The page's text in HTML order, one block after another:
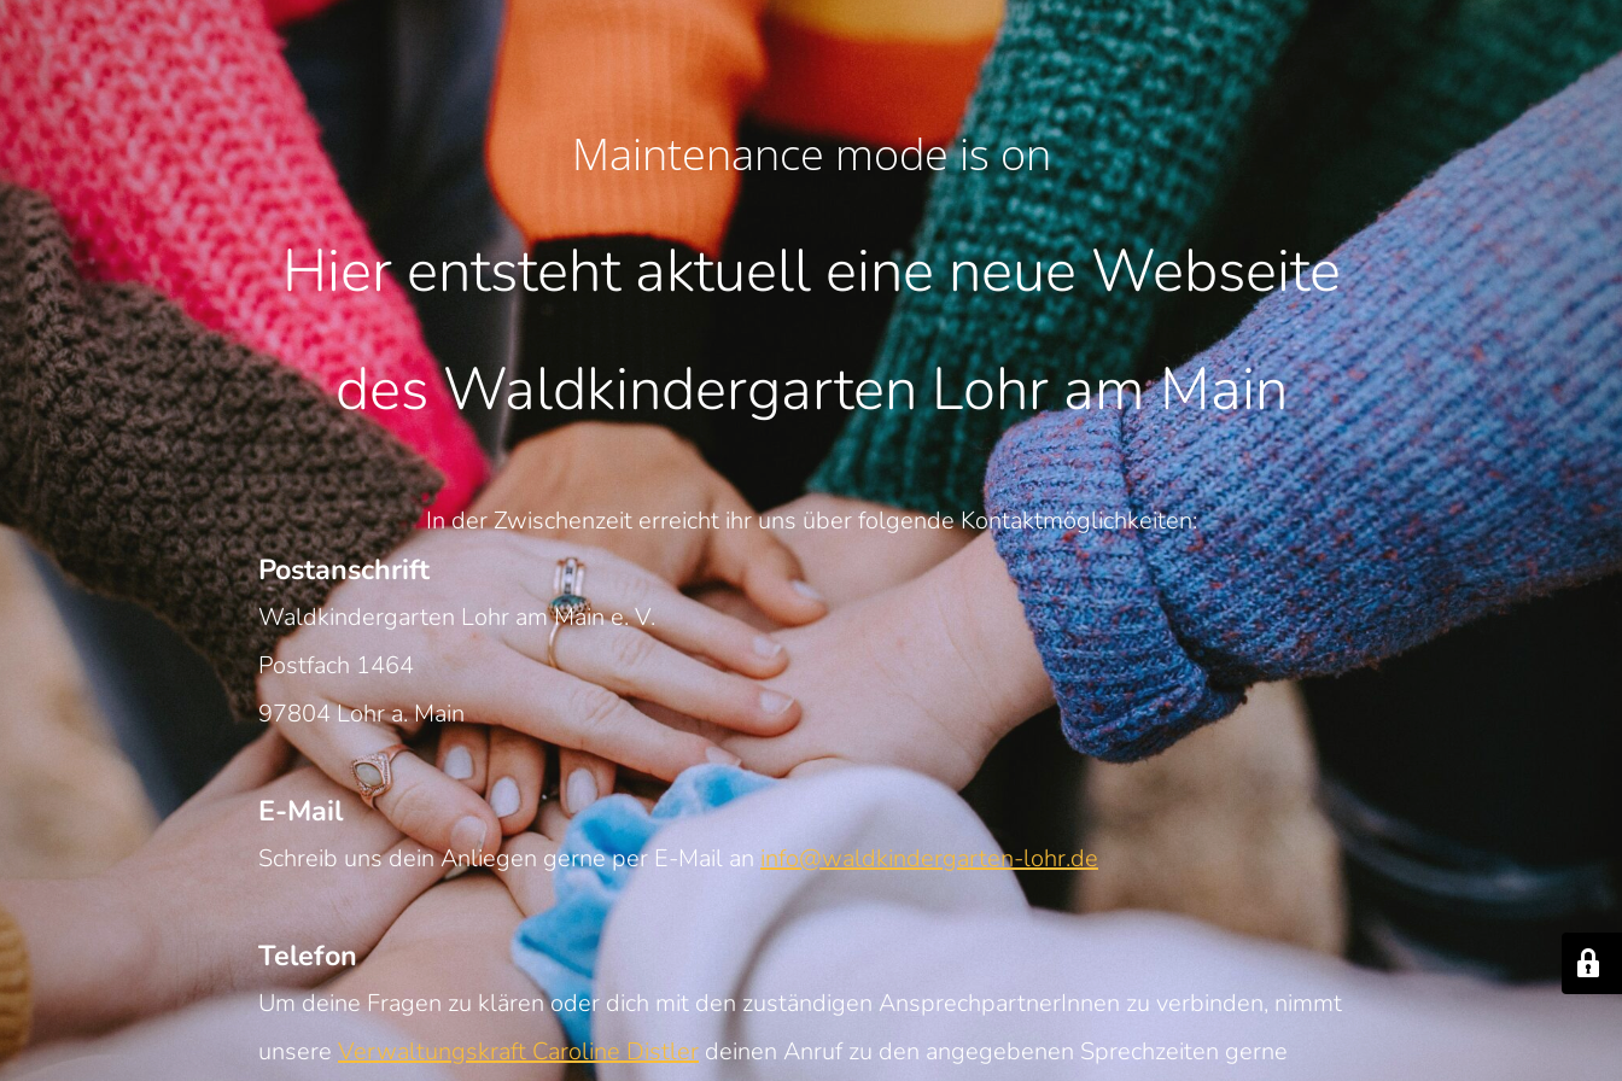
Maintenance mode is on
Hier entsteht aktuell eine neue Webseite
des Waldkindergarten Lohr am Main
In der Zwischenzeit erreicht ihr uns über folgende Kontaktmöglichkeiten:
Postanschrift
Waldkindergarten Lohr am Main e. V.
Postfach 1464
97804 Lohr a. Main
E-Mail
Schreib uns dein Anliegen gerne per E-Mail an info@waldkindergarten-lohr.de
Telefon
Um deine Fragen zu klären oder dich mit den zuständigen AnsprechpartnerInnen zu verbinden, nimmt
unsere Verwaltungskraft Caroline Distler deinen Anruf zu den angegebenen Sprechzeiten gerne